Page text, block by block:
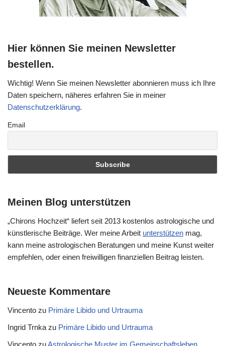
Hier können Sie meinen Newsletter
bestellen.
Wichtig! Wenn Sie meinen Newsletter abonnieren muss ich Ihre
Daten speichern, näheres erfahren Sie in meiner
Datenschutzerklärung.
Email
Meinen Blog unterstützen
„Chirons Hochzeit“ liefert seit 2013 kostenlos astrologische und
künstlerische Beiträge. Wer meine Arbeit unterstützen mag,
kann meine astrologischen Beratungen und meine Kunst weiter
empfehlen, oder einen freiwilligen finanziellen Beitrag leisten.
Neueste Kommentare
Vincento zu Primäre Libido und Urtrauma
Ingrid Trnka zu Primäre Libido und Urtrauma